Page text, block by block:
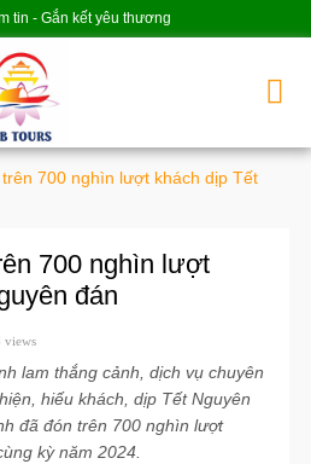
tin - Gắn kết yêu thương
700 nghìn lượt khách dịp Tết
700 nghìn lượt
đán
views
lam thắng cảnh, dịch vụ chuyên
hiếu khách, dịp Tết Nguyên
đã đón trên 700 nghìn lượt
kỳ năm 2024.